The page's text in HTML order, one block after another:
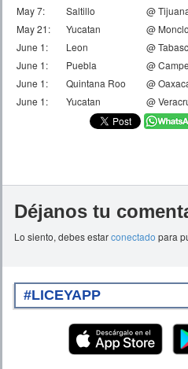
May 7:
Saltillo @
May 21:
Yucatan @
June 1:
Leon @
June 1:
Puebla @
June 1:
Quintana Roo @
June 1:
Yucatan @
Déjanos tu
Lo siento, debes estarconectado para
#LICEYAPP